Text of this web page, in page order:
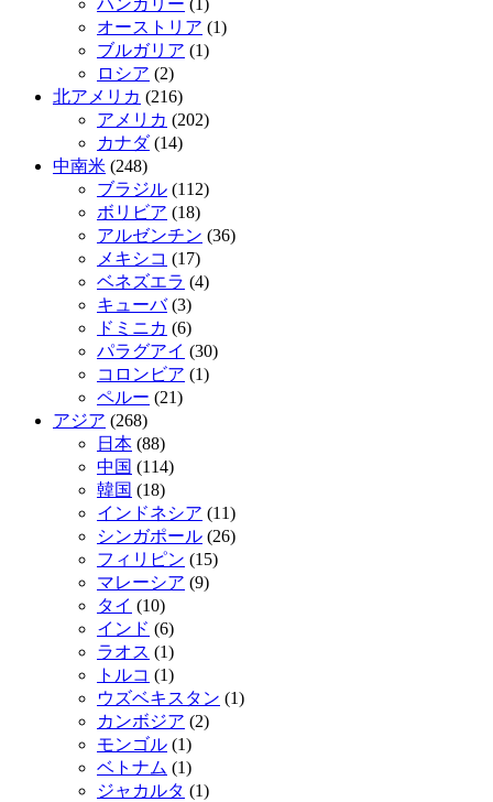
オーストリア (1)
ブルガリア (1)
ロシア (2)
北アメリカ (216)
アメリカ (202)
カナダ(14)
中南米 (248)
ブラジル (112)
ボリビア (18)
アルゼンチン (36)
メキシコ (17)
ベネズエラ (4)
キューバ(3)
ドミニカ (6)
パラグアイ (30)
コロンビア (1)
ペルー (21)
アジア (268)
日本 (88)
中国 (114)
韓国 (18)
インドネシア (11)
シンガポール (26)
フィリピン (15)
マレーシア (9)
タイ (10)
インド (6)
ラオス (1)
トルコ (1)
ウズベキスタン (1)
カンボジア (2)
モンゴル (1)
ベトナム (1)
ジャカルタ (1)